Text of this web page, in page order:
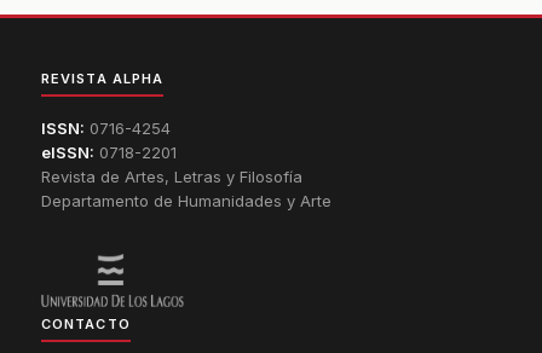
REVISTA ALPHA
ISSN: 0716-4254
eISSN: 0718-2201
Revista de Artes, Letras y Filosofía
Departamento de Humanidades y Arte
CONTACTO